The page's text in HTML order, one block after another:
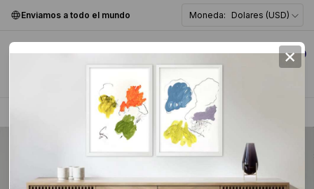
Enviamos a todo el mundo Moneda: Dolares (USD)
0
Abstracta >
×